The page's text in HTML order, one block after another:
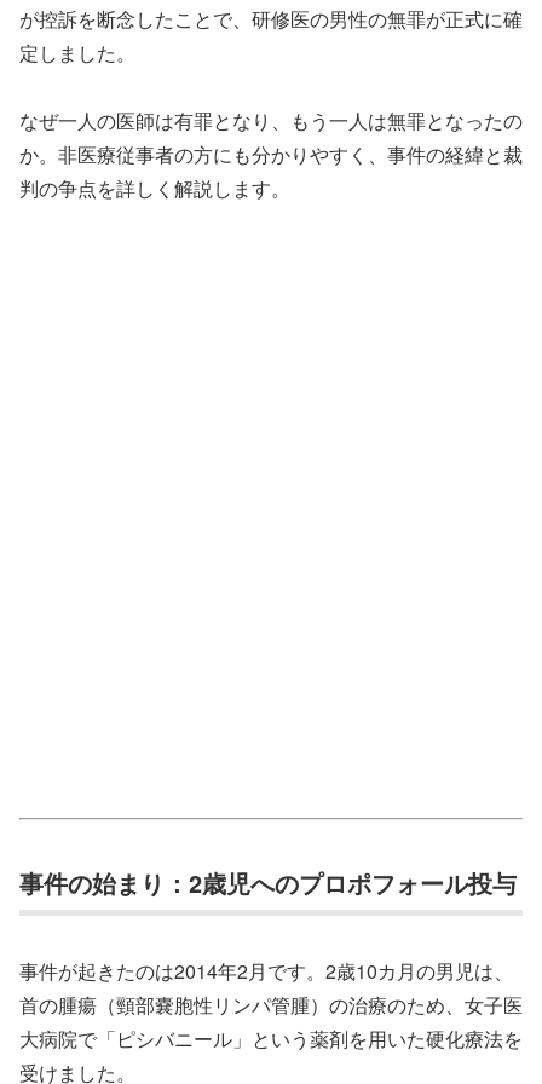
が控訴を断念したことで、研修医の男性の無罪が正式に確
定しました。
なぜ一人の医師は有罪となり、もう一人は無罪となったの
か。非医療従事者の方にも分かりやすく、事件の経緯と裁
判の争点を詳しく解説します。
事件の始まり：2歳児へのプロポフォール投与
事件が起きたのは2014年2月です。2歳10カ月の男児は、
首の腫瘍（頸部嚢胞性リンパ管腫）の治療のため、女子医
大病院で「ピシバニール」という薬剤を用いた硬化療法を
受けました。